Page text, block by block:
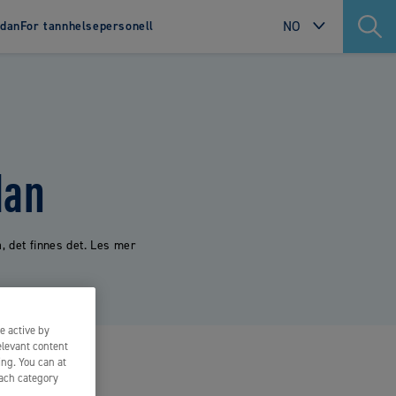
NO
serie
på
For tannhelsepersonell
det finnes det. Les mer
active by
content
You can at
category